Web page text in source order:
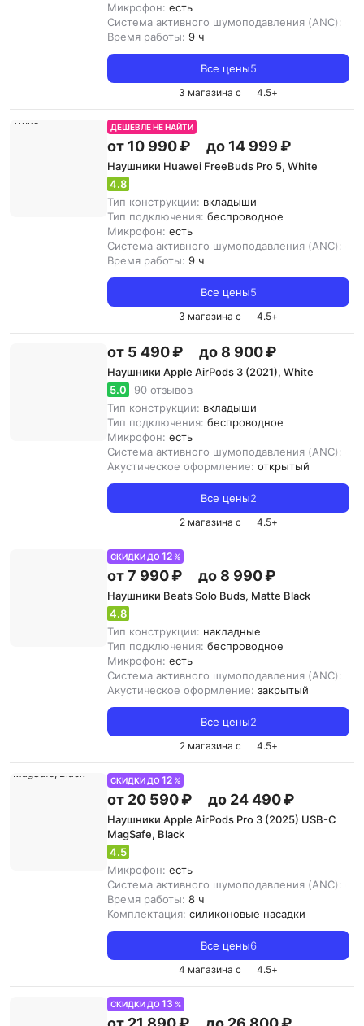
Микрофон: есть
Система активного шумоподавления (ANC):
Время работы: 9 ч
Все цены5
3 магазина с 4.5+
ДЕШЕВЛЕ НЕ НАЙТИ
от 10 990 ₽ до 14 999 ₽
Наушники Huawei FreeBuds Pro 5, White
4.8
Тип конструкции: вкладыши
Тип подключения: беспроводное
Микрофон: есть
Система активного шумоподавления (ANC):
Время работы: 9 ч
Все цены5
3 магазина с 4.5+
от 5 490 ₽ до 8 900 ₽
Наушники Apple AirPods 3 (2021), White
5.0
90 отзывов
Тип конструкции: вкладыши
Тип подключения: беспроводное
Микрофон: есть
Система активного шумоподавления (ANC):
Акустическое оформление: открытый
Все цены2
2 магазина с 4.5+
СКИДКИ ДО12 %
от 7 990 ₽ до 8 990 ₽
Наушники Beats Solo Buds, Matte Black
4.8
Тип конструкции: накладные
Тип подключения: беспроводное
Микрофон: есть
Система активного шумоподавления (ANC):
Акустическое оформление: закрытый
Все цены2
2 магазина с 4.5+
СКИДКИ ДО12 %
от 20 590 ₽ до 24 490 ₽
Наушники Apple AirPods Pro 3 (2025) USB-C
MagSafe, Black
4.5
Микрофон: есть
Система активного шумоподавления (ANC):
Время работы: 8 ч
Комплектация: силиконовые насадки
Все цены6
4 магазина с 4.5+
СКИДКИ ДО13 %